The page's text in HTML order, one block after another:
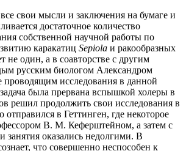
свои мысли и заключения на бумаге и
достаточное количество
собственной научной работы по
каракатиц Sepiola и ракообразных
не один, а в соавторстве с другим
русским биологом Александром
проводящим исследования в данной
была прервана вспышкой холеры в
решил продолжить свои исследования в
отправился в Геттинген, где некоторое
В. М. Кеферштейном, а затем с
занятия оказались недолгими. В
что совершенно неспособен к